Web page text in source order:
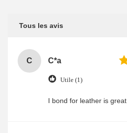
Tous les avis
C C*a
Utile (1)
I bond for leather is great